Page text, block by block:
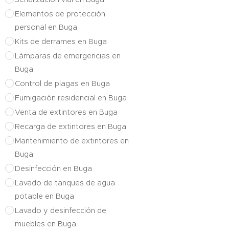
Elementos de protección
personal en Buga
Kits de derrames en Buga
Lámparas de emergencias en
Buga
Control de plagas en Buga
Fumigación residencial en Buga
Venta de extintores en Buga
Recarga de extintores en Buga
Mantenimiento de extintores en
Buga
Desinfección en Buga
Lavado de tanques de agua
potable en Buga
Lavado y desinfección de
muebles en Buga